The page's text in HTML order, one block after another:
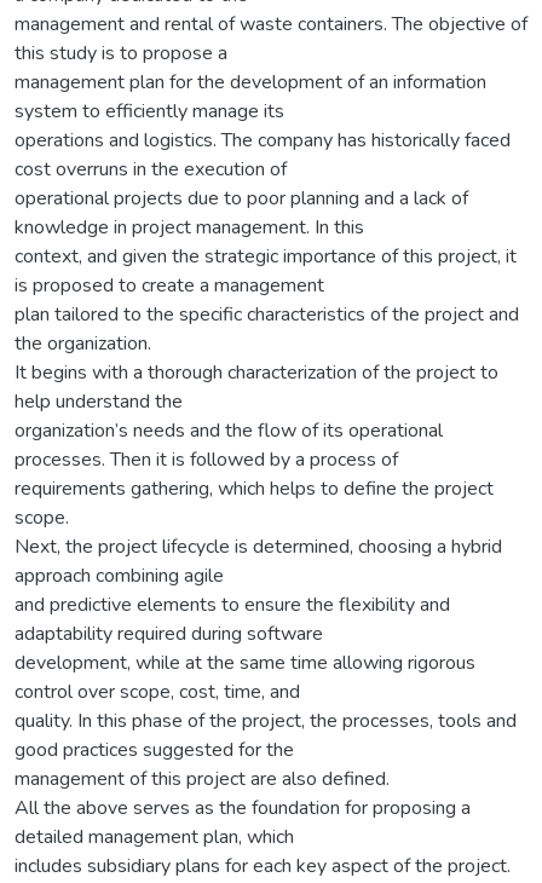
management and rental of waste containers. The objective of
this study is to propose a
management plan for the development of an information
system to efficiently manage its
operations and logistics. The company has historically faced
cost overruns in the execution of
operational projects due to poor planning and a lack of
knowledge in project management. In this
context, and given the strategic importance of this project, it
is proposed to create a management
plan tailored to the specific characteristics of the project and
the organization.
It begins with a thorough characterization of the project to
help understand the
organization’s needs and the flow of its operational
processes. Then it is followed by a process of
requirements gathering, which helps to define the project
scope.
Next, the project lifecycle is determined, choosing a hybrid
approach combining agile
and predictive elements to ensure the flexibility and
adaptability required during software
development, while at the same time allowing rigorous
control over scope, cost, time, and
quality. In this phase of the project, the processes, tools and
good practices suggested for the
management of this project are also defined.
All the above serves as the foundation for proposing a
detailed management plan, which
includes subsidiary plans for each key aspect of the project.